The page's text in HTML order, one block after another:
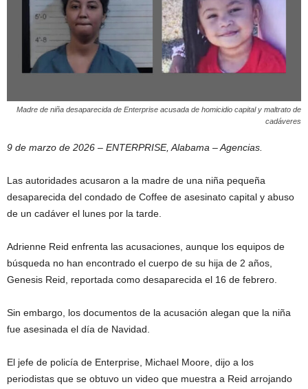
Madre de niña desaparecida de Enterprise acusada de homicidio capital y maltrato de
cadáveres
9 de marzo de 2026 – ENTERPRISE, Alabama – Agencias.
Las autoridades acusaron a la madre de una niña pequeña
desaparecida del condado de Coffee de asesinato capital y abuso
de un cadáver el lunes por la tarde.
Adrienne Reid enfrenta las acusaciones, aunque los equipos de
búsqueda no han encontrado el cuerpo de su hija de 2 años,
Genesis Reid, reportada como desaparecida el 16 de febrero.
Sin embargo, los documentos de la acusación alegan que la niña
fue asesinada el día de Navidad.
El jefe de policía de Enterprise, Michael Moore, dijo a los
periodistas que se obtuvo un video que muestra a Reid arrojando